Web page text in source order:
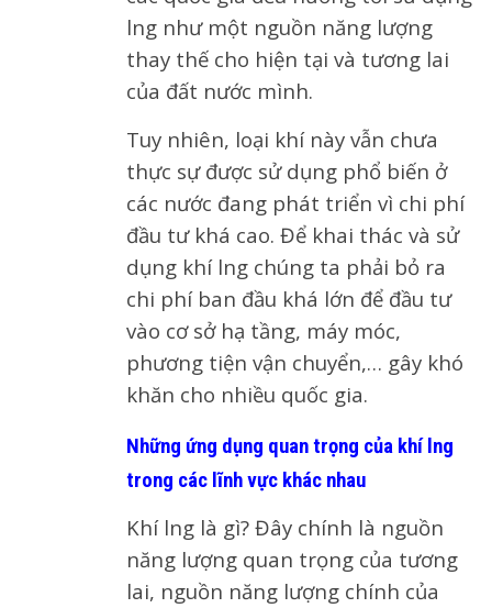
lng như một nguồn năng lượng
thay thế cho hiện tại và tương lai
của đất nước mình.
Tuy nhiên, loại khí này vẫn chưa
thực sự được sử dụng phổ biến ở
các nước đang phát triển vì chi phí
đầu tư khá cao. Để khai thác và sử
dụng khí lng chúng ta phải bỏ ra
chi phí ban đầu khá lớn để đầu tư
vào cơ sở hạ tầng, máy móc,
phương tiện vận chuyển,… gây khó
khăn cho nhiều quốc gia.
Những ứng dụng quan trọng của khí lng
trong các lĩnh vực khác nhau
Khí lng là gì? Đây chính là nguồn
năng lượng quan trọng của tương
lai, nguồn năng lượng chính của